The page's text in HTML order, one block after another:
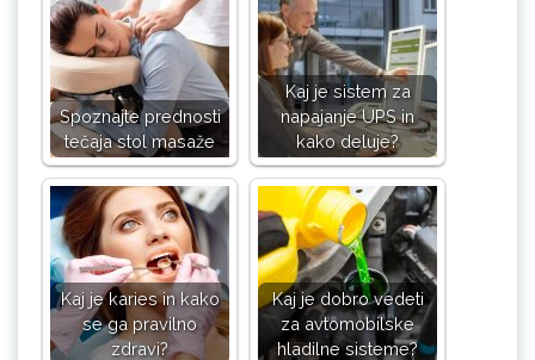
Spoznajte prednosti
tečaja stol masaže
Kaj je sistem za
napajanje UPS in
kako deluje?
Kaj je karies in kako
se ga pravilno
zdravi?
Kaj je dobro vedeti
za avtomobilske
hladilne sisteme?